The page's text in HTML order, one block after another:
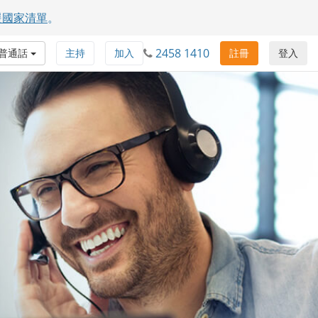
家清單。
登入
註冊
2458 1410
加入
主持
通話